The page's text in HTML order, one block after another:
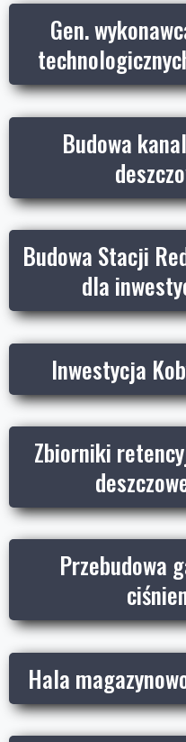
Gen.
Budowa
Budowa Stacji
dla
Inwestycja
Zbiorniki
Przebudowa
Hala